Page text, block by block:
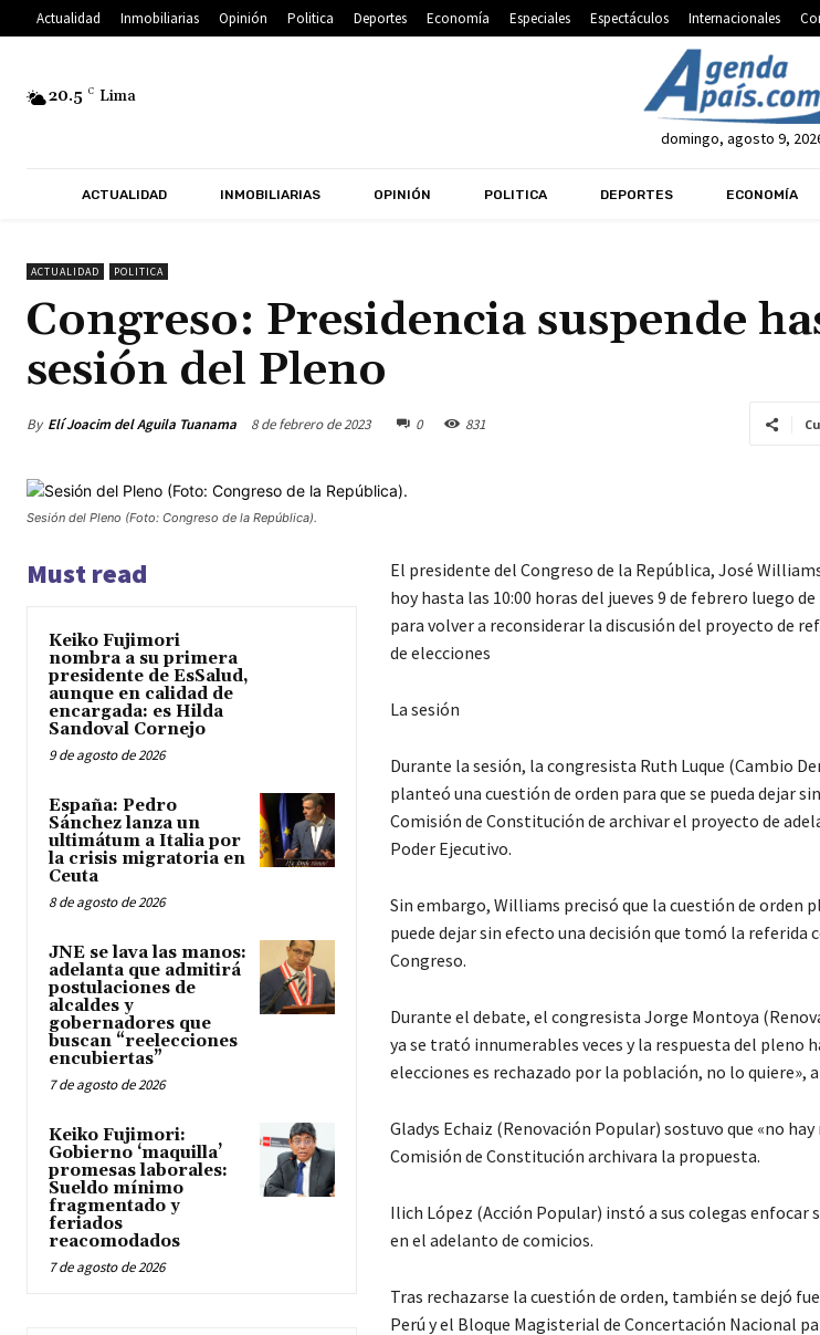
Actualidad Inmobiliarias Opinión Politica Deportes Economía Especiales Espectáculos Internacionales
20.5 C Lima
domingo, agosto 9,
ACTUALIDAD INMOBILIARIAS OPINIÓN POLITICA DEPORTES ECONOMÍA
ACTUALIDAD POLITICA
Congreso: Presidencia suspende
sesión del Pleno
By Elí Joacim del Aguila Tuanama 8 de febrero de 2023 0 831
Sesión del Pleno (Foto: Congreso de la República).
Must read
Keiko Fujimori
nombra a su primera
presidente de EsSalud,
aunque en calidad de
encargada: es Hilda
Sandoval Cornejo
9 de agosto de 2026
España: Pedro
Sánchez lanza un
ultimátum a Italia por
la crisis migratoria en
Ceuta
8 de agosto de 2026
JNE se lava las manos:
adelanta que admitirá
postulaciones de
alcaldes y
gobernadores que
buscan “reelecciones
encubiertas”
7 de agosto de 2026
Keiko Fujimori:
Gobierno ‘maquilla’
promesas laborales:
Sueldo mínimo
fragmentado y
feriados
reacomodados
7 de agosto de 2026
El presidente del Congreso de la República, José
hoy hasta las 10:00 horas del jueves 9 de febrero luego
para volver a reconsiderar la discusión del proyecto de
de elecciones
La sesión
Durante la sesión, la congresista Ruth Luque (Cambio
planteó una cuestión de orden para que se pueda dejar
Comisión de Constitución de archivar el proyecto de
Poder Ejecutivo.
Sin embargo, Williams precisó que la cuestión de orden
puede dejar sin efecto una decisión que tomó la
Congreso.
Durante el debate, el congresista Jorge Montoya
ya se trató innumerables veces y la respuesta del pleno
elecciones es rechazado por la población, no lo quiere»,
Gladys Echaiz (Renovación Popular) sostuvo que «no
Comisión de Constitución archivara la propuesta.
Ilich López (Acción Popular) instó a sus colegas enfocar
en el adelanto de comicios.
Tras rechazarse la cuestión de orden, también se dejó
Perú y el Bloque Magisterial de Concertación Nacional